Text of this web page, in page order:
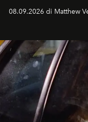
08.09.2026 di Matthew